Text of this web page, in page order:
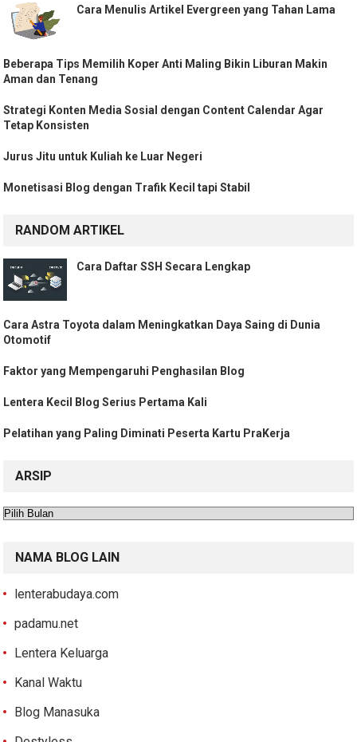
Cara Menulis Artikel Evergreen yang Tahan Lama
Beberapa Tips Memilih Koper Anti Maling Bikin Liburan Makin
Aman dan Tenang
Strategi Konten Media Sosial dengan Content Calendar Agar
Tetap Konsisten
Jurus Jitu untuk Kuliah ke Luar Negeri
Monetisasi Blog dengan Trafik Kecil tapi Stabil
RANDOM ARTIKEL
Cara Daftar SSH Secara Lengkap
Cara Astra Toyota dalam Meningkatkan Daya Saing di Dunia
Otomotif
Faktor yang Mempengaruhi Penghasilan Blog
Lentera Kecil Blog Serius Pertama Kali
Pelatihan yang Paling Diminati Peserta Kartu PraKerja
ARSIP
Arsip
NAMA BLOG LAIN
lenterabudaya.com
padamu.net
Lentera Keluarga
Kanal Waktu
Blog Manasuka